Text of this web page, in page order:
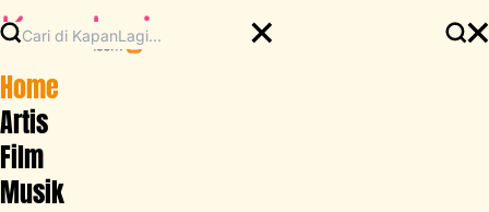
Home
Artis
Film
Musik